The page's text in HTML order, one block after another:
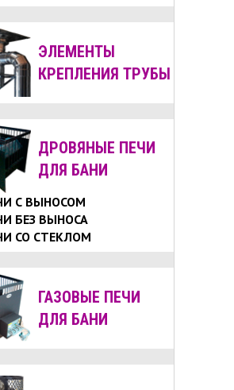
ЭЛЕМЕНТЫ
КРЕПЛЕНИЯ ТРУБЫ
ДРОВЯНЫЕ ПЕЧИ
ДЛЯ БАНИ
С ВЫНОСОМ
БЕЗ ВЫНОСА
СО СТЕКЛОМ
ГАЗОВЫЕ ПЕЧИ
ДЛЯ БАНИ